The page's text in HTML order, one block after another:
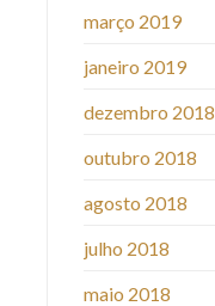
março 2019
janeiro 2019
dezembro 2018
outubro 2018
agosto 2018
julho 2018
maio 2018